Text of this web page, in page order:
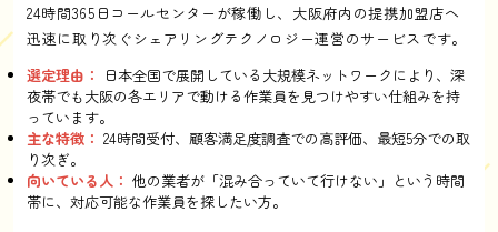
24時間365日コールセンターが稼働し、大阪府内の提携加盟店へ
迅速に取り次ぐシェアリングテクノロジー運営のサービスです。
選定理由：
日本全国で展開している大規模ネットワークにより、深
夜帯でも大阪の各エリアで動ける作業員を見つけやすい仕組みを持
っています。
主な特徴： 24時間受付、顧客満足度調査での高評価、最短5分での取
り次ぎ。
向いている人： 他の業者が「混み合っていて行けない」という時間
帯に、対応可能な作業員を探したい方。